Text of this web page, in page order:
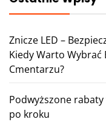
Znicze LED –
Kiedy Warto Wybrać
Cmentarzu?
Podwyższone
po kroku